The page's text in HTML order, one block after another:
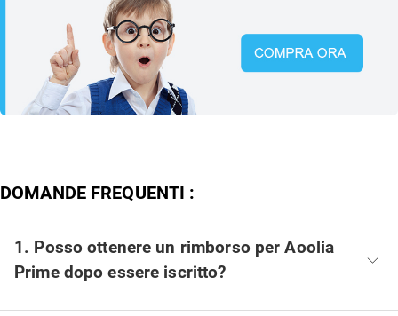
DOMANDE FREQUENTI :
1. Posso ottenere un rimborso per Aoolia
Prime dopo essere iscritto?